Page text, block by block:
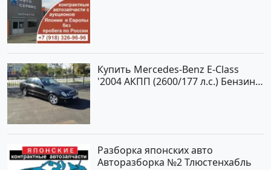
Купить Mercedes-Benz E-Class
'2004 АКПП (2600/177 л.с.) Бензин
Разборка японских авто
Авторазборка №2 Тлюстенхабль